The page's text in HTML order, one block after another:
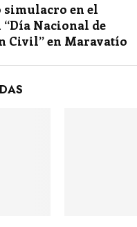
simulacro en el
“Día Nacional de
Civil” en Maravatío